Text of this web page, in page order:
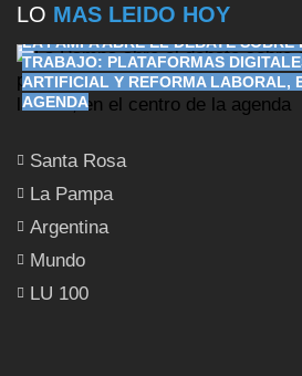
LO MAS LEIDO HOY
LA PAMPA ABRE EL DEBATE SOBRE
TRABAJO: PLATAFORMAS
ARTIFICIAL Y REFORMA LABORAL,
AGENDA
Santa Rosa
La Pampa
Argentina
Mundo
LU 100